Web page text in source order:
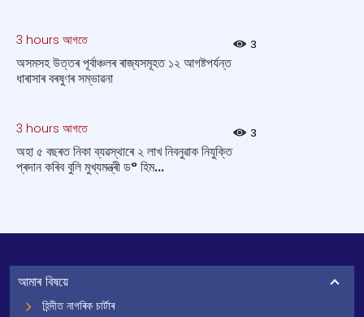
3 hours আগতে 3
অসমসহ উত্তৰ পূৰ্বাঞ্চলৰ ৰাজ্যসমূহত ১২ আগষ্টপর্যন্ত
ধাৰাসাৰ বৰষুণৰ সম্ভাৱনা
3 hours আগতে 3
অহা ৫ বছৰত নিকা ব্যৱস্থাৰে ২ লাখ নিবনুৱাক নিযুক্তি
প্ৰদান কৰিব বুলি মুখ্যমন্ত্ৰী ড° হিম...
আমাৰ বিষয়ে
হিন্দীত নাগৰিক চাৰ্টাৰ